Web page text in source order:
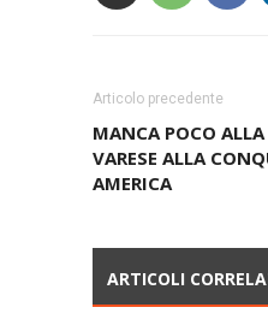
Articolo precedente
MANCA POCO
VARESE ALLA
AMERICA
ARTICOLI